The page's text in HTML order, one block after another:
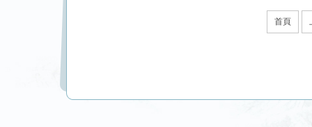
首頁